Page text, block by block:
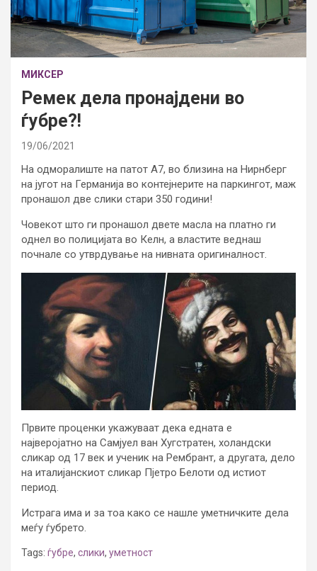
МИКСЕР
Ремек дела пронајдени во
ѓубре?!
19/06/2021
На одморалиште на патот А7, во близина на Нирнберг
на југот на Германија во контејнерите на паркингот, маж
пронашол две слики стари 350 години!
Човекот што ги пронашол двете масла на платно ги
однел во полицијата во Келн, а властите веднаш
почнале со утврдување на нивната оригиналност.
Првите проценки укажуваат дека едната е
најверојатно на Самјуел ван Хугстратен, холандски
сликар од 17 век и ученик на Рембрант, а другата, дело
на италијанскиот сликар Пјетро Белоти од истиот
период.
Истрага има и за тоа како се нашле уметничките дела
меѓу ѓубрето.
Tags: ѓубре, слики, уметност